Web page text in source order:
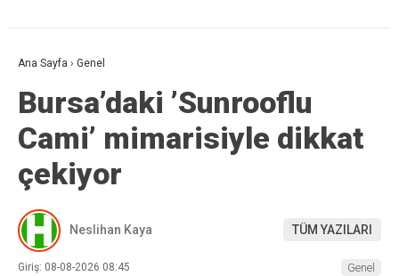
Ana Sayfa › Genel
Bursa’daki ’Sunrooflu
Cami’ mimarisiyle dikkat
çekiyor
Neslihan Kaya TÜM YAZILARI
Giriş: 08-08-2026 08:45
Genel